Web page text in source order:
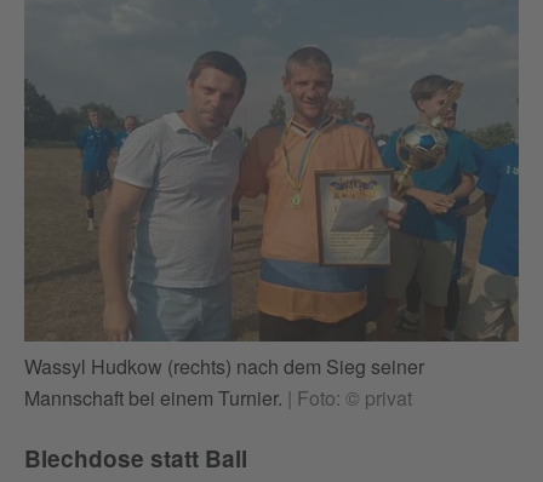
Wassyl Hudkow (rechts) nach dem Sieg seiner
Mannschaft bei einem Turnier. | Foto: © privat
Blechdose statt Ball